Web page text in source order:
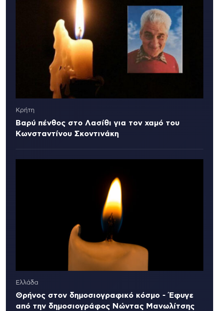
Κρήτη
Βαρύ πένθος στο Λασίθι για τον χαμό του
Κωνσταντίνου Σκοντινάκη
Ελλάδα
Θρήνος στον δημοσιογραφικό κόσμο - Έφυγε
από την δημοσιογράφος Νώντας Μανωλίτσης